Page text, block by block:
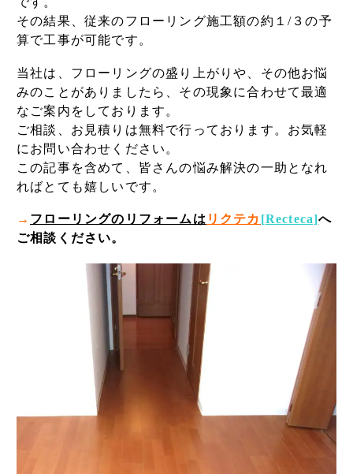
その結果、従来のフローリング施工額の約１/３の予
算で工事が可能です。
当社は、フローリングの盛り上がりや、その他お悩
みのことがありましたら、その現象に合わせて最適
なご案内をしております。
ご相談、お見積りは無料で行っております。お気軽
にお問い合わせください。
この記事を含めて、皆さんの悩み解決の一助となれ
ればとても嬉しいです。
→ フローリングのリフォームは リクテカ [Recteca]へ
ご相談ください。